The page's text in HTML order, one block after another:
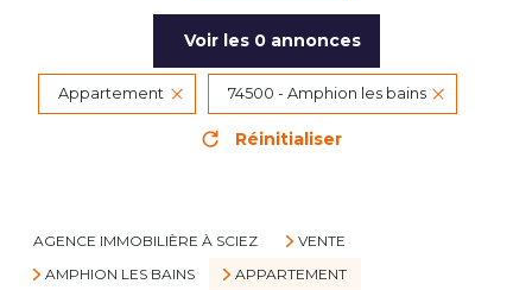
Voir les 0annonces
Appartement 74500 - Amphion les bains
Réinitialiser
AGENCE IMMOBILIÈRE À SCIEZ
VENTE
AMPHION LES BAINS
APPARTEMENT